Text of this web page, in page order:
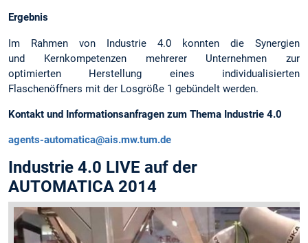
Ergebnis
Im Rahmen von Industrie 4.0 konnten die Synergien
und Kernkompetenzen mehrerer Unternehmen zur
optimierten Herstellung eines individualisierten
Flaschenöffners mit der Losgröße 1 gebündelt werden.
Kontakt und Informationsanfragen zum Thema Industrie 4.0
agents-automatica@ais.mw.tum.de
Industrie 4.0 LIVE auf der
AUTOMATICA 2014